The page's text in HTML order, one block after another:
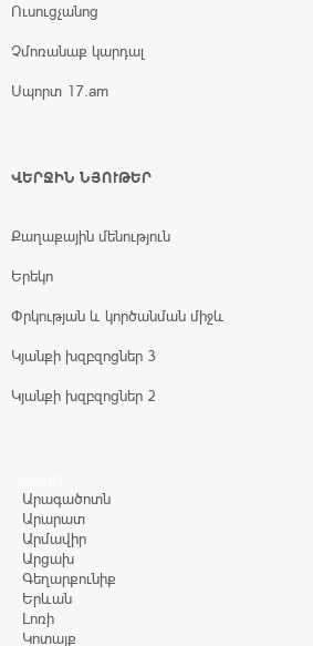
Ուսուցչանոց
Չմոռանաք կարդալ
Սպորտ 17.am
ՎԵՐՋԻՆ ՆՅՈՒԹԵՐ
Քաղաքային մենություն
Երեկո
Փրկության և կործանման միջև
Կյանքի խզբզոցներ 3
Կյանքի խզբզոցներ 2
Արագածոտն
Արարատ
Արմավիր
Արցախ
Գեղարքունիք
Երևան
Լոռի
Կոտայք